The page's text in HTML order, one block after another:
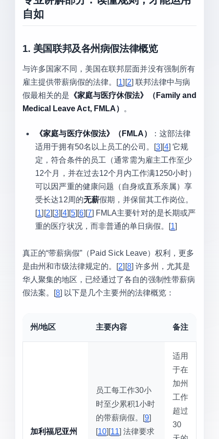
自如
1. 美国联邦及各州病假法律概览
与许多国家不同，美国在联邦层面并没有强制所有
雇主提供带薪病假的法律。[1][2] 联邦法律中与病
假最相关的是 《家庭与医疗休假法》（Family and
Medical Leave Act, FMLA）
。
《家庭与医疗休假法》（FMLA）
：这部法律
适用于拥有50名以上员工的公司。[3][4] 它规
定，符合条件的员工（通常需为雇主工作至少
12个月，并在过去12个月内工作满1250小时）
可以因严重的健康问题（自身或直系亲属）享
受长达12周的无薪假期，并保留其工作岗位。
[1][2][3][4][5][6][7] FMLA主要针对的是长期或严
重的医疗状况，而非普通的单日病假。[1]
真正的“带薪病假”（Paid Sick Leave）权利，更多
是由州和市级法律规定的。[2][8] 许多州，尤其是
华人聚集的地区，已经通过了各自的强制性带薪病
假法案。[8] 以下是几个主要州的法律概览：
州/地区 主要内容 备注
加利福尼亚州
员工每工作30小
时至少累积1小时
的带薪病假。[9]
[10][11] 法律要求
适用
于在
加州
工作
超过
30